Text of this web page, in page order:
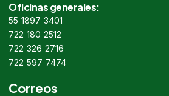
Oficinas generales:
55 1897 3401
722 180 2512
722 326 2716
722 597 7474
Correos